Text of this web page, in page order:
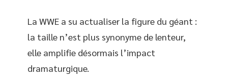
La WWE a su actualiser la figure du géant :
la taille n’est plus synonyme de lenteur,
elle amplifie désormais l’impact
dramaturgique.